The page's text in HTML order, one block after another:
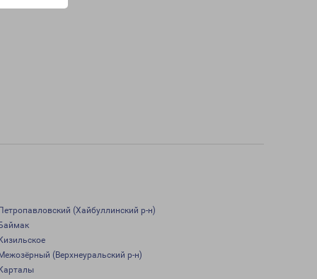
(Хайбуллинский р-н)
(Верхнеуральский р-н)